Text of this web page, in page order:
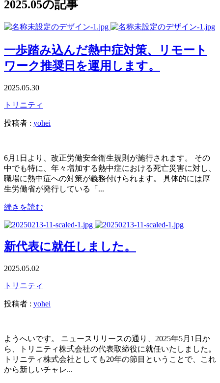
2025.05の記事
一歩踏み込んだ熱中症対策、リモート
ワーク推奨日を運用します。
2025.05.30
トリニティ
投稿者 : yohei
6月1日より、改正労働安全衛生規則が施行されます。 その
中でも特に、年々増加する熱中症における死亡災害に対し、
職場に熱中症への対策が義務付けられます。 具体的には厚
生労働省が発行している「...
続きを読む
新代表に就任しました。
2025.05.02
トリニティ
投稿者 : yohei
ようへいです。 ニュースリリースの通り、2025年5月1日か
ら、トリニティ株式会社の代表取締役に就任いたしました。
トリニティ株式会社としても20年の節目ということで、これ
から新しいチャレ...